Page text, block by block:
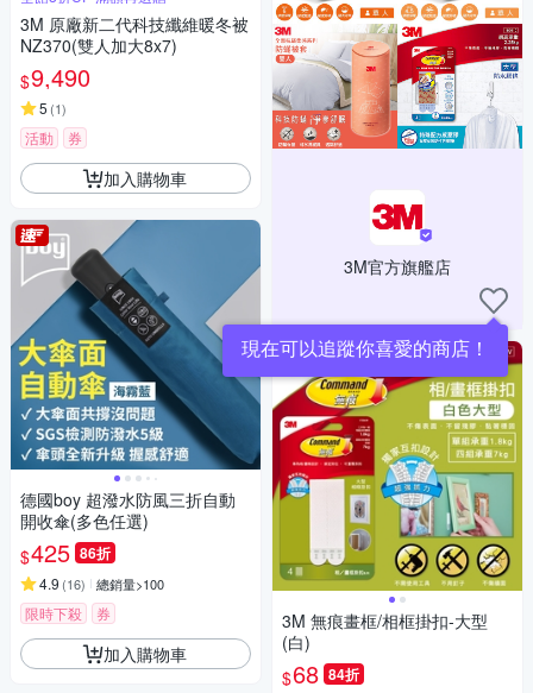
3M 原廠新二代科技纖維暖冬被
NZ370(雙人加大8x7)
$9,490
5 (1)
活動 券
加入購物車
德國boy 超潑水防風三折自動
開收傘(多色任選)
$425 86折
4.9 (16) 總銷量>100
限時下殺 券
加入購物車
3M官方旗艦店
現在可以追蹤你喜愛的商店！
3M 無痕畫框/相框掛扣-大型
(白)
$68 84折